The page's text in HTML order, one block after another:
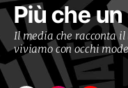
Più che
Il media che racconta il
viviamo con occhi